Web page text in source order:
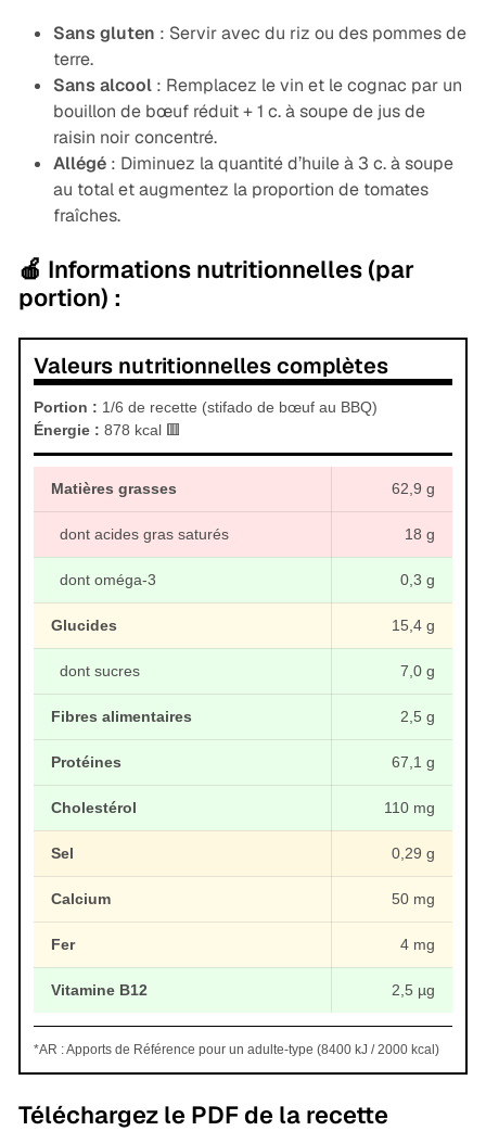
Sans gluten : Servir avec du riz ou des pommes de
terre.
Sans alcool: Remplacez le vin et le cognac par un
bouillon de bœuf réduit + 1 c. à soupe de jus de
raisin noir concentré.
Allégé: Diminuez la quantité d’huile à 3 c. à soupe
au total et augmentez la proportion de tomates
fraîches.
🍎 Informations nutritionnelles (par
portion) :
Valeurs nutritionnelles complètes
Portion : 1/6 de recette (stifado de bœuf au BBQ)
Énergie : 878 kcal 🟥
Matières grasses 62,9 g
dont acides gras saturés 18 g
dont oméga-3 0,3 g
Glucides 15,4 g
dont sucres 7,0 g
Fibres alimentaires 2,5 g
Protéines 67,1 g
Cholestérol 110 mg
Sel 0,29 g
Calcium 50 mg
Fer 4 mg
Vitamine B12 2,5 µg
*AR : Apports de Référence pour un adulte-type (8400 kJ / 2000 kcal)
Téléchargez le PDF de la recette